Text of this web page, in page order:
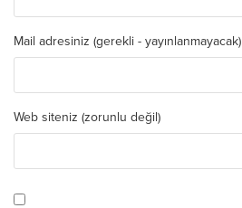
Mail adresiniz (gerekli - yayınlanmayacak)
Web siteniz (zorunlu değil)